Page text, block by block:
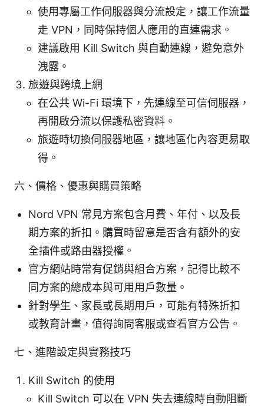
使用專屬工作伺服器與分流設定，讓工作流量
走 VPN，同時保持個人應用的直連需求。
建議啟用 Kill Switch 與自動連線，避免意外
洩露。
旅遊與跨境上網
在公共 Wi-Fi 環境下，先連線至可信伺服器，
再開啟分流以保護私密資料。
旅遊時切換伺服器地區，讓地區化內容更易取
得。
六、價格、優惠與購買策略
Nord VPN 常見方案包含月費、年付、以及長
期方案的折扣。購買時留意是否含有額外的安
全插件或路由器授權。
官方網站時常有促銷與組合方案，記得比較不
同方案的總成本與可用用戶數量。
針對學生、家長或長期用戶，可能有特殊折扣
或教育計畫，值得詢問客服或查看官方公告。
七、進階設定與實務技巧
Kill Switch 的使用
Kill Switch 可以在 VPN 失去連線時自動阻斷